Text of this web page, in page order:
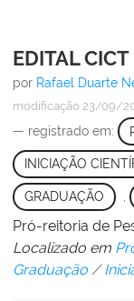
EDITAL
por Rafael Duarte
modificação 23/09/
— registrado em:
INICIAÇÃO
GRADUAÇÃO
Pró-reitoria de
Localizado em
Graduação /